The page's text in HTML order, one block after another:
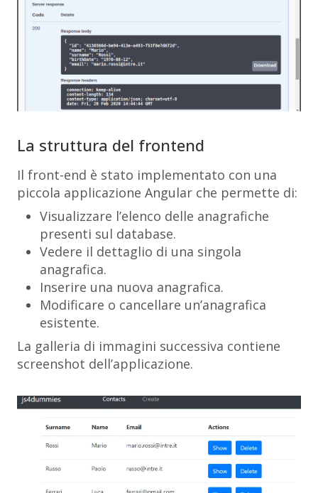
La struttura del frontend
Il front-end è stato implementato con una
piccola applicazione Angular che permette di:
Visualizzare l’elenco delle anagrafiche
presenti sul database.
Vedere il dettaglio di una singola
anagrafica.
Inserire una nuova anagrafica.
Modificare o cancellare un’anagrafica
esistente.
La galleria di immagini successiva contiene
screenshot dell’applicazione.